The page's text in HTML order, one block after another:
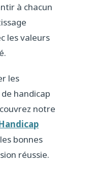
à chacun
les valeurs
les
handicap
notre
bonnes
réussie.